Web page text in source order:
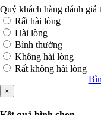
Quý khách hàng đánh giá
Rất hài lòng
Hài lòng
Bình thường
Không hài lòng
Rất không hài lòng
×